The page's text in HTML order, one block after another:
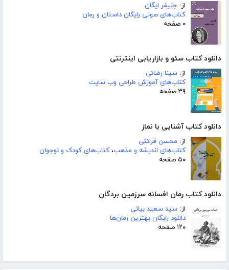
از: جنیفر ایگان
کتاب‌های صوتی رایگان داستان و رمان
۰ صفحه
دانلود کتاب سئو و بازاریابی اینترنتی
از: سینا رضائی
کتاب‌های آموزش طراحی وب سایت
۳۹ صفحه
دانلود کتاب آشنایی با نماز
از: محسن قرائتی
کتاب‌های اندیشه و مذهب، کتاب‌های کودک و نوجوان
۵۰ صفحه
دانلود کتاب رمان افسانه سرزمین بردگان
از: سید سعید بیاتی
دانلود رایگان بهترین رمان‌ها
۱۲۰ صفحه